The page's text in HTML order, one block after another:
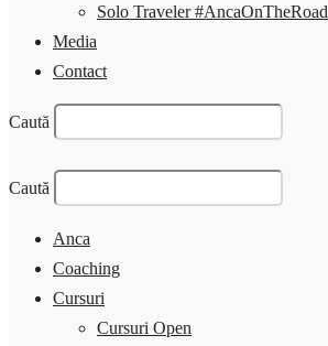
Solo Traveler #AncaOnTheRoad
Media
Contact
Caută
Caută
Anca
Coaching
Cursuri
Cursuri Open